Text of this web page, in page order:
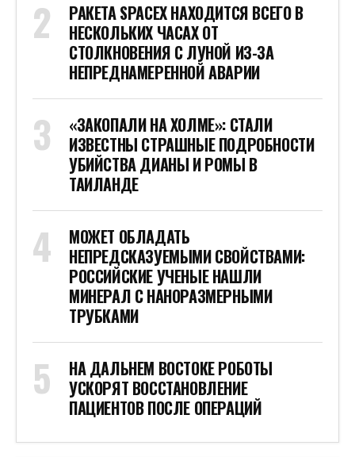
РАКЕТА SPACEX НАХОДИТСЯ ВСЕГО В
НЕСКОЛЬКИХ ЧАСАХ ОТ
СТОЛКНОВЕНИЯ С ЛУНОЙ ИЗ-ЗА
НЕПРЕДНАМЕРЕННОЙ АВАРИИ
«ЗАКОПАЛИ НА ХОЛМЕ»: СТАЛИ
ИЗВЕСТНЫ СТРАШНЫЕ ПОДРОБНОСТИ
УБИЙСТВА ДИАНЫ И РОМЫ В
ТАИЛАНДЕ
МОЖЕТ ОБЛАДАТЬ
НЕПРЕДСКАЗУЕМЫМИ СВОЙСТВАМИ:
РОССИЙСКИЕ УЧЕНЫЕ НАШЛИ
МИНЕРАЛ С НАНОРАЗМЕРНЫМИ
ТРУБКАМИ
НА ДАЛЬНЕМ ВОСТОКЕ РОБОТЫ
УСКОРЯТ ВОССТАНОВЛЕНИЕ
ПАЦИЕНТОВ ПОСЛЕ ОПЕРАЦИЙ